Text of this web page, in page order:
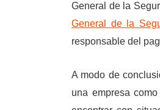
General de la
General de la
responsable del
A modo de
una empresa